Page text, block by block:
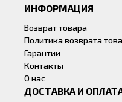
ИНФОРМАЦИЯ
Возврат товара
Политика возврата
Гарантии
Контакты
О нас
ДОСТАВКА И